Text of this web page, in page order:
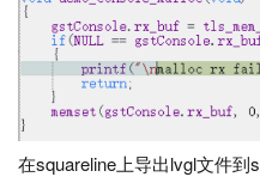
在squareline上导出lvgl文件